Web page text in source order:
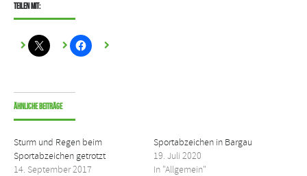
Teilen mit:
Ähnliche Beiträge
Sturm und Regen beim
Sportabzeichen getrotzt
14. September 2017
Sportabzeichen in Bargau
19. Juli 2020
In "Allgemein"